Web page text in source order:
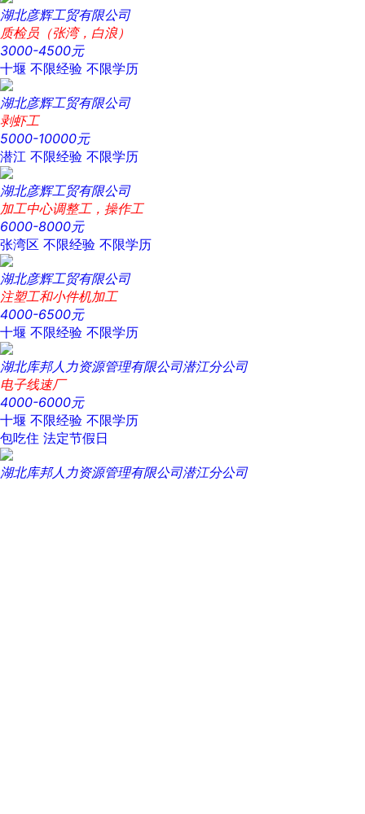
湖北彦辉工贸有限公司
质检员（张湾，白浪）
3000-4500元
十堰 不限经验 不限学历
湖北彦辉工贸有限公司
剥虾工
5000-10000元
潜江 不限经验 不限学历
湖北彦辉工贸有限公司
加工中心调整工，操作工
6000-8000元
张湾区 不限经验 不限学历
湖北彦辉工贸有限公司
注塑工和小件机加工
4000-6500元
十堰 不限经验 不限学历
湖北库邦人力资源管理有限公司潜江分公司
电子线速厂
4000-6000元
十堰 不限经验 不限学历
包吃住 法定节假日
湖北库邦人力资源管理有限公司潜江分公司